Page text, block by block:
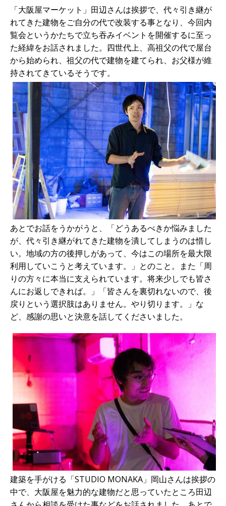
「大阪屋マーケット」田辺さんは挨拶で、代々引き継が
れてきた建物をご自分の代で改装する事となり、今回内
覧会というかたちで立ち吞みイベントを開催するに至っ
た経緯をお話されました。四世代上、高祖父の代で屋台
から始められ、祖父の代で建物を建てられ、お父様が維
持されてきているそうです。
あとでお話をうかがうと、「どうあるべきか悩みました
が、代々引き継がれてきた建物を潰してしまうのは惜し
い。地域の方の後押しがあって、今はこの場所を最大限
利用していこうと考えています。」とのこと。また「周
りの方々に本当に支えられています。将来少しでも皆さ
んにお返しできれば。」「皆さんを裏切れないので、後
戻りという選択肢はありません。やり切ります。」な
ど、感謝の思いと決意を話してくださいました。
建築を手がける「STUDIO MONAKA」岡山さんは挨拶の
中で、大阪屋を魅力的な建物だと思っていたところ田辺